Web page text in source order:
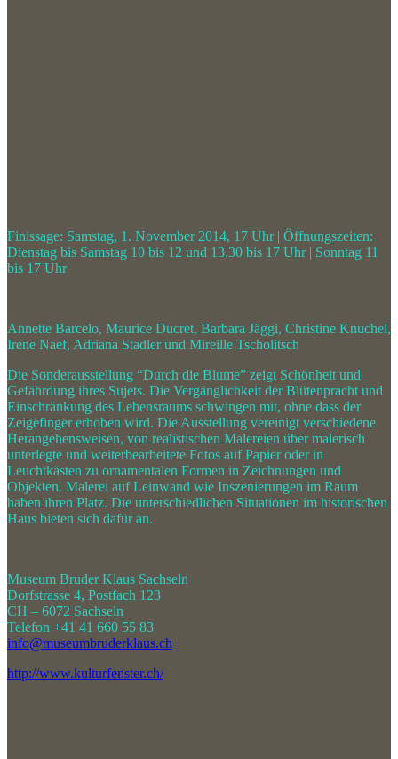
Finissage: Samstag, 1. November 2014, 17 Uhr | Öffnungszeiten:
Dienstag bis Samstag 10 bis 12 und 13.30 bis 17 Uhr | Sonntag 11
bis 17 Uhr
Annette Barcelo, Maurice Ducret, Barbara Jäggi, Christine Knuchel,
Irene Naef, Adriana Stadler und Mireille Tscholitsch
Die Sonderausstellung “Durch die Blume” zeigt Schönheit und
Gefährdung ihres Sujets. Die Vergänglichkeit der Blütenpracht und
Einschränkung des Lebensraums schwingen mit, ohne dass der
Zeigefinger erhoben wird. Die Ausstellung vereinigt verschiedene
Herangehensweisen, von realistischen Malereien über malerisch
unterlegte und weiterbearbeitete Fotos auf Papier oder in
Leuchtkästen zu ornamentalen Formen in Zeichnungen und
Objekten. Malerei auf Leinwand wie Inszenierungen im Raum
haben ihren Platz. Die unterschiedlichen Situationen im historischen
Haus bieten sich dafür an.
Museum Bruder Klaus Sachseln
Dorfstrasse 4, Postfach 123
CH – 6072 Sachseln
Telefon +41 41 660 55 83
info@museumbruderklaus.ch
http://www.kulturfenster.ch/